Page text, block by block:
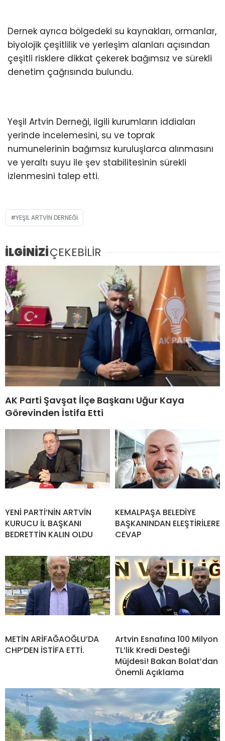
Dernek ayrıca bölgedeki su kaynakları, ormanlar,
biyolojik çeşitlilik ve yerleşim alanları açısından
çeşitli risklere dikkat çekerek bağımsız ve sürekli
denetim çağrısında bulundu.
Yeşil Artvin Derneği, ilgili kurumların iddiaları
yerinde incelemesini, su ve toprak
numunelerinin bağımsız kuruluşlarca alınmasını
ve yeraltı suyu ile şev stabilitesinin sürekli
izlenmesini talep etti.
YEŞİL ARTVİN DERNEĞİ
İLGİNİZİÇEKEBİLİR
AK Parti Şavşat İlçe Başkanı Uğur Kaya
Görevinden İstifa Etti
YENİ PARTİ’NİN ARTVİN
KURUCU İL BAŞKANI
BEDRETTİN KALIN OLDU
KEMALPAŞA BELEDİYE
BAŞKANINDAN ELEŞTİRİLERE
CEVAP
METİN ARİFAĞAOĞLU’DA
CHP’DEN İSTİFA ETTİ.
Artvin Esnafına 100 Milyon
TL’lik Kredi Desteği
Müjdesi! Bakan Bolat’dan
Önemli Açıklama